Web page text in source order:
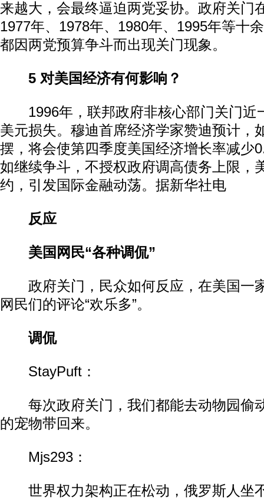
来越大，会最终逼迫两党妥协。政府关门
1977年、1978年、1980年、1995年等十
都因两党预算争斗而出现关门现象。
5 对美国经济有何影响？
1996年，联邦政府非核心部门关门近
美元损失。穆迪首席经济学家赞迪预计，
摆，将会使第四季度美国经济增长率减少
如继续争斗，不授权政府调高债务上限，
约，引发国际金融动荡。据新华社电
反应
美国网民“各种调侃”
政府关门，民众如何反应，在美国一
网民们的评论“欢乐多”。
调侃
StayPuft：
每次政府关门，我们都能去动物园偷
的宠物带回来。
Mjs293：
世界权力架构正在松动，俄罗斯人坐